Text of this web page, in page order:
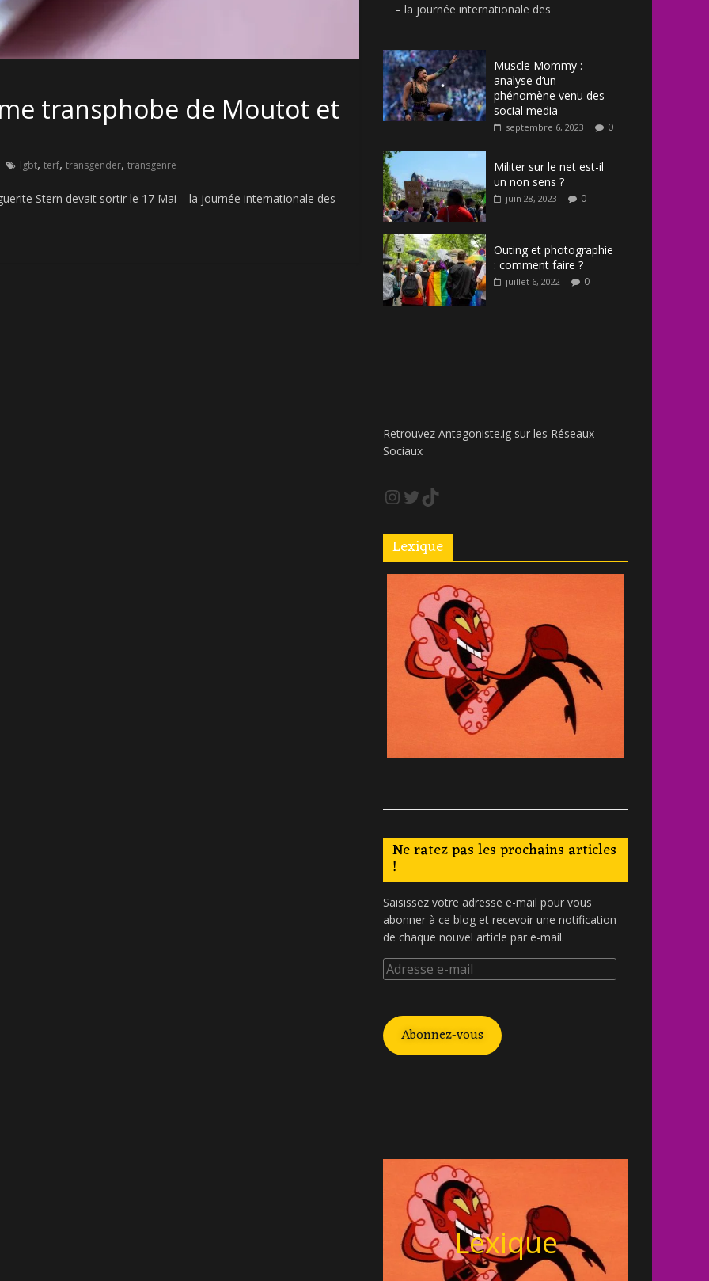
transphobe de Moutot et
lgbt, terf, transgender, transgenre
Stern devait sortir le 17 Mai – la journée internationale des
– la journée internationale des
Muscle Mommy :
analyse d’un
phénomène venu des
social media
septembre 6, 2023 0
Militer sur le net est-il
un non sens ?
juin 28, 2023 0
Outing et photographie
: comment faire ?
juillet 6, 2022 0
Retrouvez Antagoniste.ig sur les Réseaux
Sociaux
Lexique
Ne ratez pas les prochains articles
!
Saisissez votre adresse e-mail pour vous
abonner à ce blog et recevoir une notification
de chaque nouvel article par e-mail.
Abonnez-vous
Lexique